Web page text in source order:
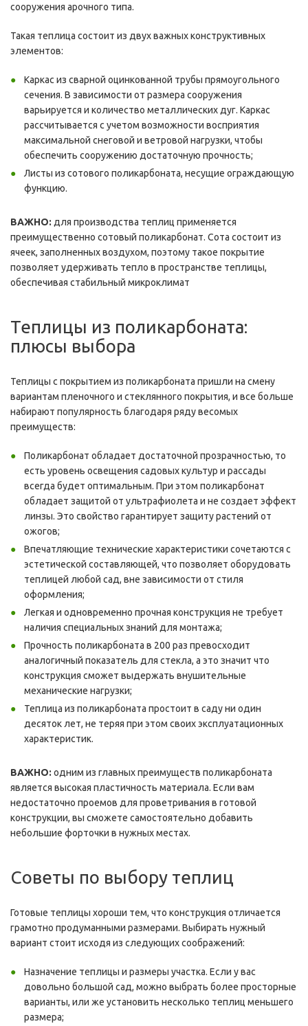
сооружения арочного типа.
Такая теплица состоит из двух важных конструктивных
элементов:
Каркас из сварной оцинкованной трубы прямоугольного
сечения. В зависимости от размера сооружения
варьируется и количество металлических дуг. Каркас
рассчитывается с учетом возможности восприятия
максимальной снеговой и ветровой нагрузки, чтобы
обеспечить сооружению достаточную прочность;
Листы из сотового поликарбоната, несущие ограждающую
функцию.
ВАЖНО: для производства теплиц применяется
преимущественно сотовый поликарбонат. Сота состоит из
ячеек, заполненных воздухом, поэтому такое покрытие
позволяет удерживать тепло в пространстве теплицы,
обеспечивая стабильный микроклимат
Теплицы из поликарбоната:
плюсы выбора
Теплицы с покрытием из поликарбоната пришли на смену
вариантам пленочного и стеклянного покрытия, и все больше
набирают популярность благодаря ряду весомых
преимуществ:
Поликарбонат обладает достаточной прозрачностью, то
есть уровень освещения садовых культур и рассады
всегда будет оптимальным. При этом поликарбонат
обладает защитой от ультрафиолета и не создает эффект
линзы. Это свойство гарантирует защиту растений от
ожогов;
Впечатляющие технические характеристики сочетаются с
эстетической составляющей, что позволяет оборудовать
теплицей любой сад, вне зависимости от стиля
оформления;
Легкая и одновременно прочная конструкция не требует
наличия специальных знаний для монтажа;
Прочность поликарбоната в 200 раз превосходит
аналогичный показатель для стекла, а это значит что
конструкция сможет выдержать внушительные
механические нагрузки;
Теплица из поликарбоната простоит в саду ни один
десяток лет, не теряя при этом своих эксплуатационных
характеристик.
ВАЖНО: одним из главных преимуществ поликарбоната
является высокая пластичность материала. Если вам
недостаточно проемов для проветривания в готовой
конструкции, вы сможете самостоятельно добавить
небольшие форточки в нужных местах.
Советы по выбору теплиц
Готовые теплицы хороши тем, что конструкция отличается
грамотно продуманными размерами. Выбирать нужный
вариант стоит исходя из следующих соображений:
Назначение теплицы и размеры участка. Если у вас
довольно большой сад, можно выбрать более просторные
варианты, или же установить несколько теплиц меньшего
размера;